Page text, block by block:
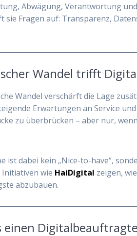
Abwägung, Verantwortung
sie Fragen auf: Transparenz,
Wandel trifft
Wandel verschärft die Lage
Erwartungen an Service
zu überbrücken – aber nur,
ist dabei kein „Nice-to-have“,
wie HaiDigital zeigen,
abzubauen.
einen